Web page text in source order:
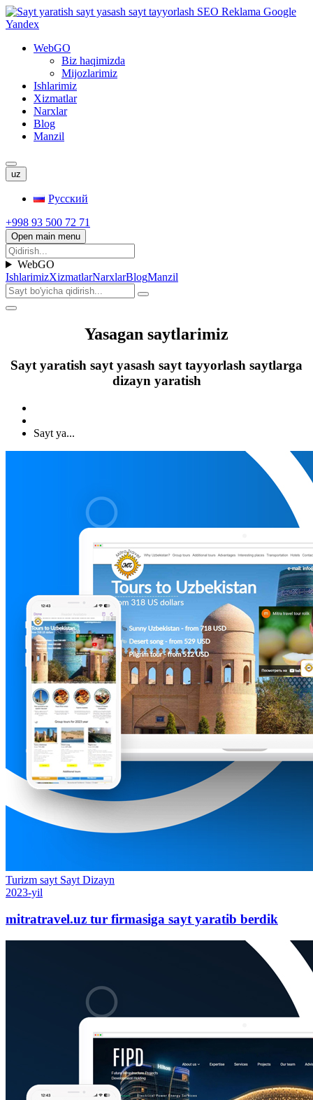
WebGO
Biz haqimizda
Mijozlarimiz
Ishlarimiz
Xizmatlar
Narxlar
Blog
Manzil
uz
Русский
+998 93 500 72 71
Open main menu
WebGO
IshlarimizXizmatlarNarxlarBlogManzil
Yasagan saytlarimiz
Sayt yaratish sayt yasash sayt tayyorlash saytlarga
dizayn yaratish
Sayt ya...
Turizm sayt Sayt Dizayn
2023-yil
mitratravel.uz tur firmasiga sayt yaratib berdik